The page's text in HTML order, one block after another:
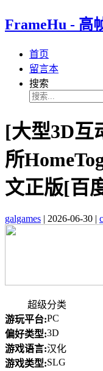
FrameHu - 高
首页
留言本
搜索
[大型3D互
所
文正版[百
galgames | 2026-06-30 |
超级分类
游玩平台:PC
偏好类型:3D
游戏语言:汉化
游戏类型:SLG